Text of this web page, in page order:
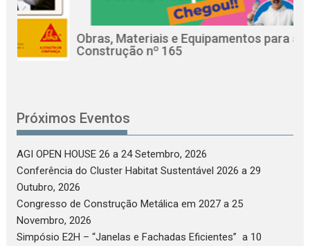
Obras, Materiais e Equipamentos para a
Construção nº 165
Próximos Eventos
AGI OPEN HOUSE 26 a 24 Setembro, 2026
Conferência do Cluster Habitat Sustentável 2026 a 29
Outubro, 2026
Congresso de Construção Metálica em 2027 a 25
Novembro, 2026
Simpósio E2H – “Janelas e Fachadas Eficientes” a 10